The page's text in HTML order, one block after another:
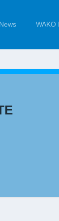
News WAKO